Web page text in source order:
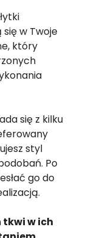
w Twoje
który
się z kilku
styl
Po
go do
tkwi w ich